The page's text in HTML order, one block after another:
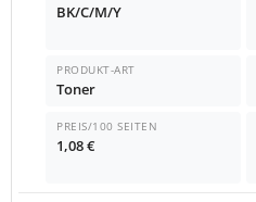
BK/C/M/Y
PRODUKT-ART
Toner
PREIS/100 SEITEN
1,08 €